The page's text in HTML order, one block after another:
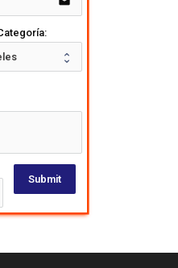
Submit